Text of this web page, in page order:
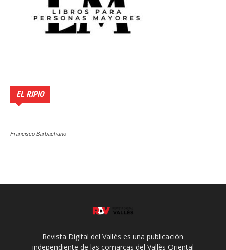
EL RIPIO
Francisco Barbachano
Revista Digital del Vallès es una publicación
independiente de las comarcas del Vallès Oriental